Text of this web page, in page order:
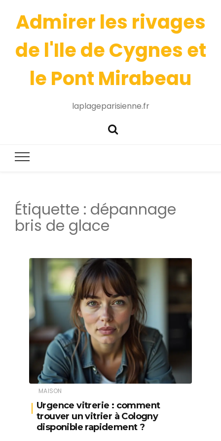
Admirer les rivages
de l'Ile de Cygnes et
le Pont Mirabeau
laplageparisienne.fr
Étiquette : dépannage
bris de glace
MAISON
Urgence vitrerie : comment
trouver un vitrier à Cologny
disponible rapidement ?